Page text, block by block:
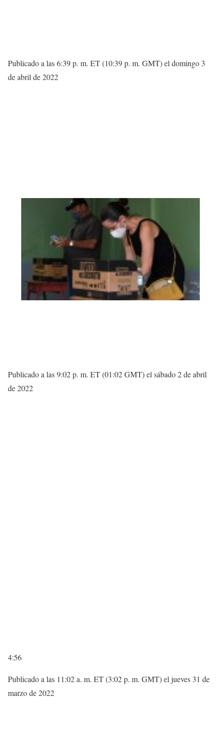
Publicado a las 6:39 p. m. ET (10:39 p. m. GMT) el domingo 3
de abril de 2022
Publicado a las 9:02 p. m. ET (01:02 GMT) el sábado 2 de abril
de 2022
4:56
Publicado a las 11:02 a. m. ET (3:02 p. m. GMT) el jueves 31 de
marzo de 2022